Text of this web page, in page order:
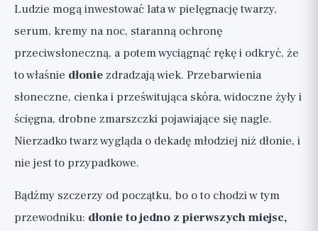
Krok numer 1: Ochrona
przeciwsłoneczna dłoni (🟢, najsilniejszy,
najbardziej zaniedbany)
Codzienna pielęgnacja, która naprawdę
pomaga (🟢)
słonecznych (🟢/🟡)
żyły, szczerze (🟡, gabinetowe i
kosmetyczne)
Ludzie mogą inwestować lata w pielęgnację twarzy,
serum, kremy na noc, staranną ochronę
przeciwsłoneczną, a potem wyciągnąć rękę i odkryć, że
to właśnie dłoniezdradzają wiek. Przebarwienia
słoneczne, cienka i prześwitująca skóra, widoczne żyły i
ścięgna, drobne zmarszczki pojawiające się nagle.
Nierzadko twarz wygląda o dekadę młodziej niż dłonie, i
nie jest to przypadkowe.
Bądźmy szczerzy od początku, bo o to chodzi w tym
przewodniku: dłonie to jedno z pierwszych miejsc,